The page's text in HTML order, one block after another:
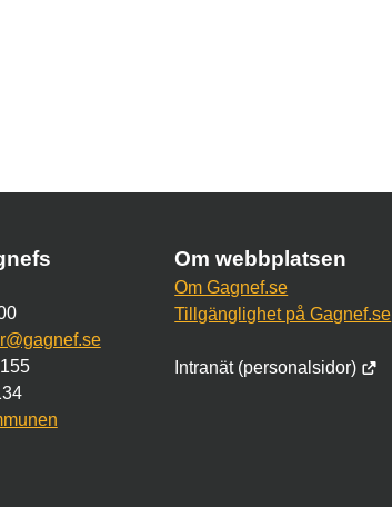
Om webbplatsen
Om Gagnef.se
Tillgänglighet på Gagnef.se
Intranät (personalsidor)